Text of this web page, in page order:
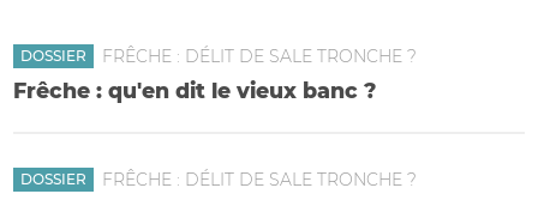
DOSSIER FRÊCHE : DÉLIT DE SALE TRONCHE ?
Frêche : qu'en dit le vieux banc ?
DOSSIER FRÊCHE : DÉLIT DE SALE TRONCHE ?